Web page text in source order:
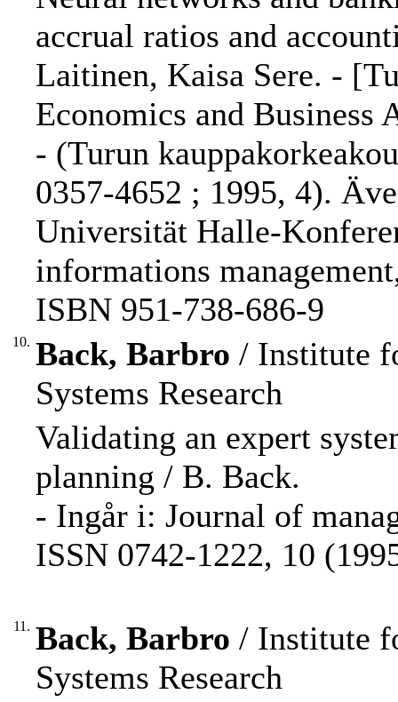
accrual ratios and
Laitinen, Kaisa Sere. -
Economics and
- (Turun
0357-4652 ; 1995, 4).
Universität Halle-
informations
ISBN 951-738-686-9
10. Back, Barbro / Institute
Systems Research
Validating an expert
planning / B. Back.
- Ingår i: Journal of
ISSN 0742-1222, 10
11. Back, Barbro / Institute
Systems Research